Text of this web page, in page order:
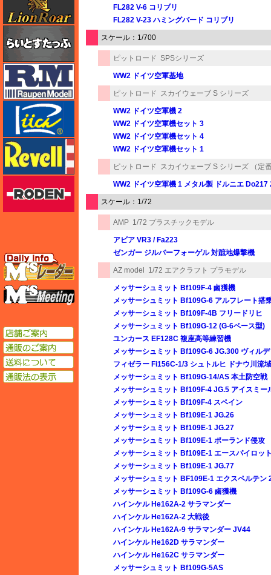
FL282 V-6 コリブリ
FL282 V-23 ハミングバード コリブリ
スケール：1/700
ピットロード SPSシリーズ
WW2 ドイツ空軍基地
ピットロード スカイウェーブ S シリーズ
WW2 ドイツ空軍機 2
WW2 ドイツ空軍機セット 3
WW2 ドイツ空軍機セット 4
WW2 ドイツ空軍機セット 1
ピットロード スカイウェーブ S シリーズ （定
WW2 ドイツ空軍機 1 メタル製 ドルニエ Do217
スケール：1/72
AMP 1/72 プラスチックモデル
アビア VR3 / Fa223
ゼンガー ジルバーフォーゲル 対蹠地爆撃機
AZ model 1/72 エアクラフト プラモデル
メッサーシュミット Bf109F-4 鹵獲機
メッサーシュミット Bf109G-6 アルフレート搭
メッサーシュミット Bf109F-4B フリードリヒ
メッサーシュミット Bf109G-12 (G-6ベース型)
ユンカース EF128C 複座高等練習機
メッサーシュミット Bf109G-6 JG.300 ヴィル
フィゼラー Fi156C-1/3 シュトルヒ ドナウ川流
メッサーシュミット Bf109G-14/AS 本土防空戦
メッサーシュミット Bf109F-4 JG.5 アイスミー
メッサーシュミット Bf109F-4 スペイン
メッサーシュミット Bf109E-1 JG.26
メッサーシュミット Bf109E-1 JG.27
メッサーシュミット Bf109E-1 ポーランド侵攻
メッサーシュミット Bf109E-1 エースパイロッ
メッサーシュミット Bf109E-1 JG.77
メッサーシュミット BF109E-1 エクスペルテン
メッサーシュミット Bf109G-6 鹵獲機
ハインケル He162A-2 サラマンダー
ハインケル He162A-2 大戦後
ハインケル He162A-9 サラマンダー JV44
ハインケル He162D サラマンダー
ハインケル He162C サラマンダー
メッサーシュミット Bf109G-5AS
らいとすたっふ
ラウペンモデル
エムズレーダー
エムズミーティング
送料について
通販法の表示